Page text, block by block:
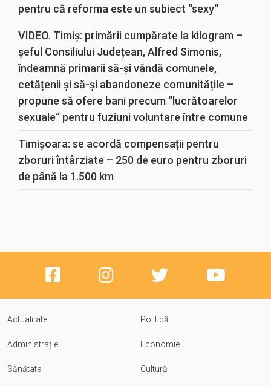
pentru că reforma este un subiect “sexy“
VIDEO. Timiș: primării cumpărate la kilogram –
șeful Consiliului Județean, Alfred Simonis,
îndeamnă primarii să-și vândă comunele,
cetățenii și să-și abandoneze comunitățile –
propune să ofere bani precum “lucrătoarelor
sexuale“ pentru fuziuni voluntare între comune
Timișoara: se acordă compensații pentru
zboruri întârziate – 250 de euro pentru zboruri
de până la 1.500 km
Actualitate Politică
Administrație Economie
Sănătate Cultură